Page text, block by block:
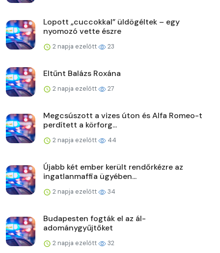
Lopott „cuccokkal” üldögéltek – egy
nyomozó vette észre
2 napja ezelőtt 23
Eltűnt Balázs Roxána
2 napja ezelőtt 27
Megcsúszott a vizes úton és Alfa Romeo-t
perdített a körforg...
2 napja ezelőtt 44
Újabb két ember került rendőrkézre az
ingatlanmaffia ügyében...
2 napja ezelőtt 34
Budapesten fogták el az ál-
adománygyűjtőket
2 napja ezelőtt 32